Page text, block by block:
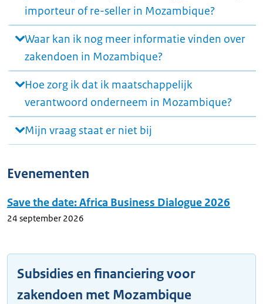
importeur of re-seller in Mozambique?
Waar kan ik nog meer informatie vinden over
zakendoen in Mozambique?
Hoe zorg ik dat ik maatschappelijk
verantwoord onderneem in Mozambique?
Mijn vraag staat er niet bij
Evenementen
Save the date: Africa Business Dialogue 2026
24 september 2026
Subsidies en financiering voor
zakendoen met Mozambique